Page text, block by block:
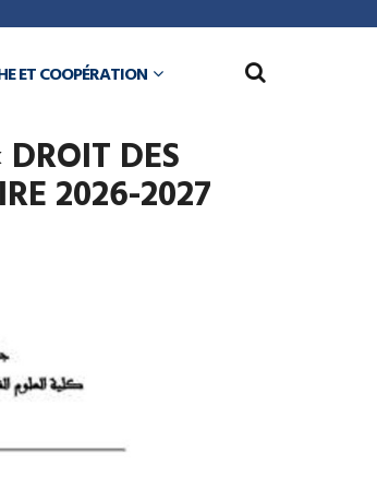
ET COOPÉRATION
DES
2026-2027